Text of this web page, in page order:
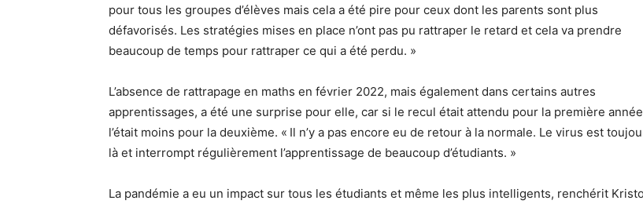
pour tous les groupes d’élèves mais cela a été pire pour ceux dont les parents sont plus
défavorisés. Les stratégies mises en place n’ont pas pu rattraper le retard et cela va prendre
beaucoup de temps pour rattraper ce qui a été perdu. »
L’absence de rattrapage en maths en février 2022, mais également dans certains autres
apprentissages, a été une surprise pour elle, car si le recul était attendu pour la première
l’était moins pour la deuxième. « Il n’y a pas encore eu de retour à la normale. Le virus est
là et interrompt régulièrement l’apprentissage de beaucoup d’étudiants. »
La pandémie a eu un impact sur tous les étudiants et même les plus intelligents, renchérit